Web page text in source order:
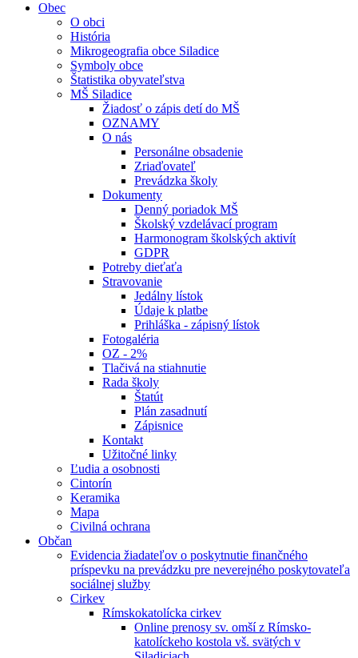
Obec
O obci
História
Mikrogeografia obce Siladice
Symboly obce
Štatistika obyvateľstva
MŠ Siladice
Žiadosť o zápis detí do MŠ
OZNAMY
O nás
Personálne obsadenie
Zriaďovateľ
Prevádzka školy
Dokumenty
Denný poriadok MŠ
Školský vzdelávací program
Harmonogram školských aktivít
GDPR
Potreby dieťaťa
Stravovanie
Jedálny lístok
Údaje k platbe
Prihláška - zápisný lístok
Fotogaléria
OZ - 2%
Tlačivá na stiahnutie
Rada školy
Štatút
Plán zasadnutí
Zápisnice
Kontakt
Užitočné linky
Ľudia a osobnosti
Cintorín
Keramika
Mapa
Civilná ochrana
Občan
Evidencia žiadateľov o poskytnutie finančného
príspevku na prevádzku pre neverejného poskytovateľa
sociálnej služby
Cirkev
Rímskokatolícka cirkev
Online prenosy sv. omší z Rímsko-
katolíckeho kostola vš. svätých v